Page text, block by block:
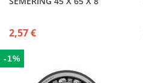
2,57 €
-1%